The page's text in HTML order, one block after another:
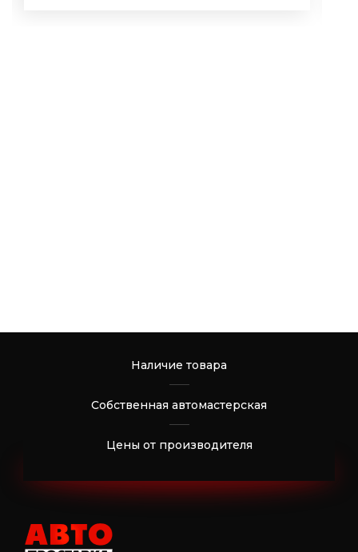
Наличие товара
Собственная автомастерская
Цены от производителя